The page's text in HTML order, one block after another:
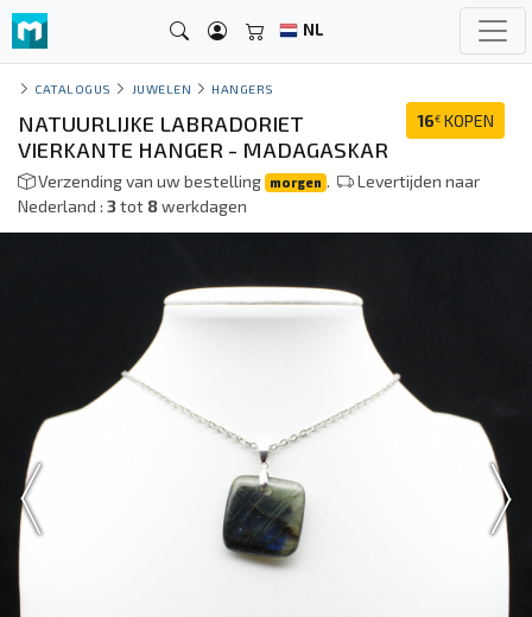
NL
CATALOGUS JUWELEN HANGERS
16€ KOPEN
NATUURLIJKE LABRADORIET
VIERKANTE HANGER - MADAGASKAR
Verzending van uw bestelling morgen .
Levertijden naar
Nederland : 3tot 8werkdagen